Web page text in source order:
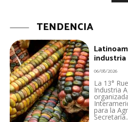
TENDENCIA
06/08/2026
La 13°
Industria
para la